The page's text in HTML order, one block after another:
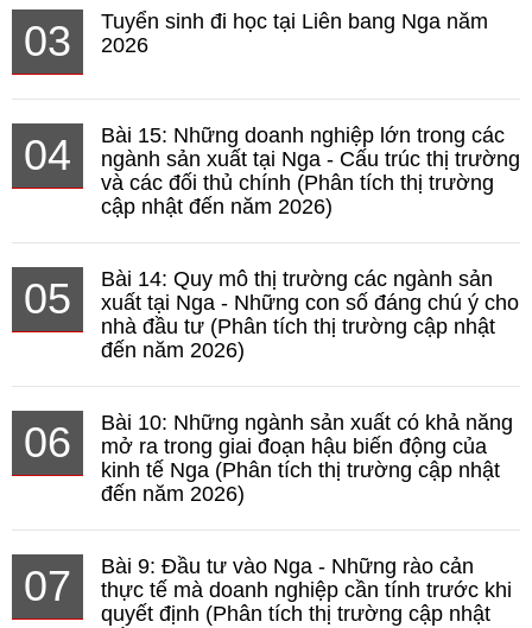
03
Tuyển sinh đi học tại Liên bang Nga năm
2026
04
Bài 15: Những doanh nghiệp lớn trong các
ngành sản xuất tại Nga - Cấu trúc thị trường
và các đối thủ chính (Phân tích thị trường
cập nhật đến năm 2026)
05
Bài 14: Quy mô thị trường các ngành sản
xuất tại Nga - Những con số đáng chú ý cho
nhà đầu tư (Phân tích thị trường cập nhật
đến năm 2026)
06
Bài 10: Những ngành sản xuất có khả năng
mở ra trong giai đoạn hậu biến động của
kinh tế Nga (Phân tích thị trường cập nhật
đến năm 2026)
07
Bài 9: Đầu tư vào Nga - Những rào cản
thực tế mà doanh nghiệp cần tính trước khi
quyết định (Phân tích thị trường cập nhật